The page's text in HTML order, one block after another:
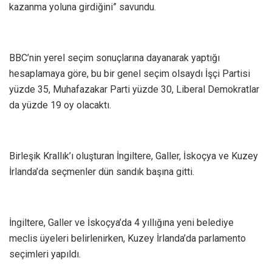
kazanma yoluna girdiğini” savundu.
BBC’nin yerel seçim sonuçlarına dayanarak yaptığı
hesaplamaya göre, bu bir genel seçim olsaydı İşçi Partisi
yüzde 35, Muhafazakar Parti yüzde 30, Liberal Demokratlar
da yüzde 19 oy olacaktı.
Birleşik Krallık’ı oluşturan İngiltere, Galler, İskoçya ve Kuzey
İrlanda’da seçmenler dün sandık başına gitti.
İngiltere, Galler ve İskoçya’da 4 yıllığına yeni belediye
meclis üyeleri belirlenirken, Kuzey İrlanda’da parlamento
seçimleri yapıldı.